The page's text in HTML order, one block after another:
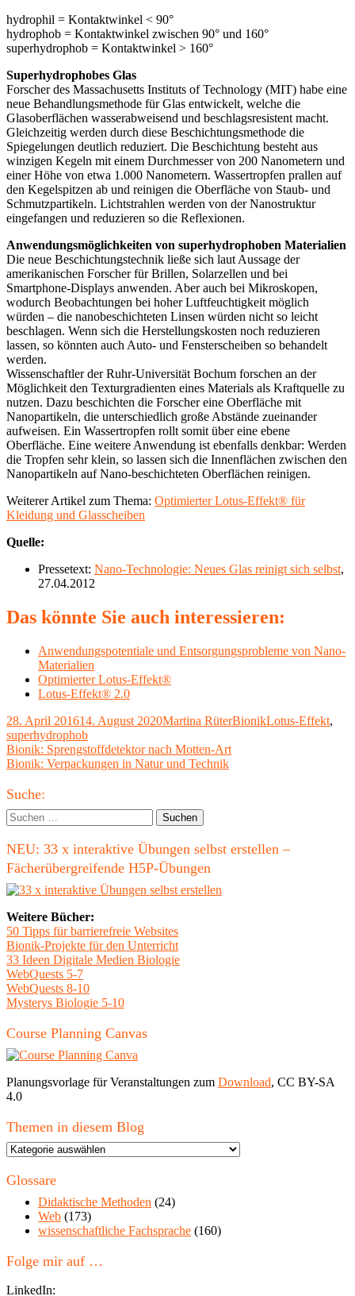
hydrophil = Kontaktwinkel < 90°
hydrophob = Kontaktwinkel zwischen 90° und 160°
superhydrophob = Kontaktwinkel > 160°
Superhydrophobes Glas
Forscher des Massachusetts Instituts of Technology (MIT) habe eine
neue Behandlungsmethode für Glas entwickelt, welche die
Glasoberflächen wasserabweisend und beschlagsresistent macht.
Gleichzeitig werden durch diese Beschichtungsmethode die
Spiegelungen deutlich reduziert. Die Beschichtung besteht aus
winzigen Kegeln mit einem Durchmesser von 200 Nanometern und
einer Höhe von etwa 1.000 Nanometern. Wassertropfen prallen auf
den Kegelspitzen ab und reinigen die Oberfläche von Staub- und
Schmutzpartikeln. Lichtstrahlen werden von der Nanostruktur
eingefangen und reduzieren so die Reflexionen.
Anwendungsmöglichkeiten von superhydrophoben Materialien
Die neue Beschichtungstechnik ließe sich laut Aussage der
amerikanischen Forscher für Brillen, Solarzellen und bei
Smartphone-Displays anwenden. Aber auch bei Mikroskopen,
wodurch Beobachtungen bei hoher Luftfeuchtigkeit möglich
würden – die nanobeschichteten Linsen würden nicht so leicht
beschlagen. Wenn sich die Herstellungskosten noch reduzieren
lassen, so könnten auch Auto- und Fensterscheiben so behandelt
werden.
Wissenschaftler der Ruhr-Universität Bochum forschen an der
Möglichkeit den Texturgradienten eines Materials als Kraftquelle zu
nutzen. Dazu beschichten die Forscher eine Oberfläche mit
Nanopartikeln, die unterschiedlich große Abstände zueinander
aufweisen. Ein Wassertropfen rollt somit über eine ebene
Oberfläche. Eine weitere Anwendung ist ebenfalls denkbar: Werden
die Tropfen sehr klein, so lassen sich die Innenflächen zwischen den
Nanopartikeln auf Nano-beschichteten Oberflächen reinigen.
Weiterer Artikel zum Thema: Optimierter Lotus-Effekt® für
Kleidung und Glasscheiben
Quelle:
Pressetext: Nano-Technologie: Neues Glas reinigt sich selbst,
27.04.2012
Das könnte Sie auch interessieren:
Anwendungspotentiale und Entsorgungsprobleme von Nano-
Materialien
Optimierter Lotus-Effekt®
Lotus-Effekt® 2.0
Veröffentlicht
am
28. April 201614. August 2020Autor
Martina RüterKategorien
BionikSchlagwörter
Lotus-Effekt,
superhydrophob
Beitragsnavigation
Vorheriger
Beitrag:
Bionik: Sprengstoffdetektor nach Motten-Art
Nächster
Bionik: Verpackungen in Natur und Technik
Haupt-
Seitenleiste
Suche:
Suchen
nach:
NEU: 33 x interaktive Übungen selbst erstellen –
Fächerübergreifende H5P-Übungen
Weitere Bücher:
50 Tipps für barrierefreie Websites
Bionik-Projekte für den Unterricht
33 Ideen Digitale Medien Biologie
WebQuests 5-7
WebQuests 8-10
Mysterys Biologie 5-10
Course Planning Canvas
Planungsvorlage für Veranstaltungen zum Download, CC BY-SA
4.0
Themen in diesem Blog
Themen
diesem
Glossare
Didaktische Methoden (24)
Web (173)
wissenschaftliche Fachsprache (160)
Folge mir auf …
LinkedIn: